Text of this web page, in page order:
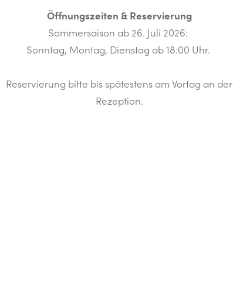
Öffnungszeiten & Reservierung
Sommersaison ab 26. Juli 2026:
Sonntag, Montag, Dienstag ab 18:00 Uhr.
Reservierung bitte bis spätestens am Vortag an der
Rezeption.